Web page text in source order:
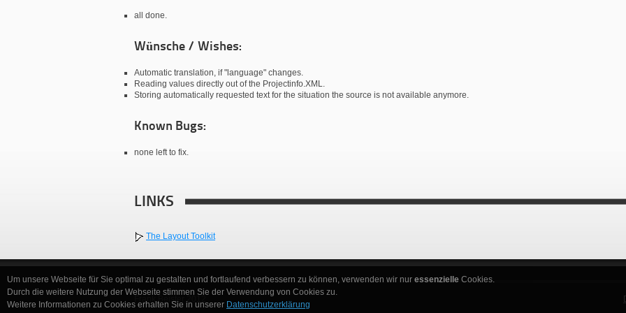
all done.
Wünsche / Wishes:
Automatic translation, if "language" changes.
Reading values directly out of the Projectinfo.XML.
Storing automatically requested text for the situation the source is not available anymore.
Known Bugs:
none left to fix.
LINKS
The Layout Toolkit
Frank Beister 2012
Um unsere Webseite für Sie optimal zu gestalten und fortlaufend verbessern zu können, verwenden wir nur essenzielle Cookies.
Durch die weitere Nutzung der Webseite stimmen Sie der Verwendung von Cookies zu.
Weitere Informationen zu Cookies erhalten Sie in unserer Datenschutzerklärung